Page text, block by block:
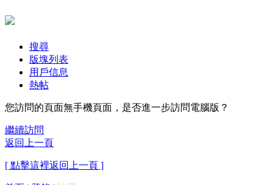
搜尋
版塊列表
用戶信息
熱帖
您訪問的頁面無手機頁面，是否進一步訪問電腦版？
繼續訪問
返回上一頁
[ 點擊這裡返回上一頁 ]